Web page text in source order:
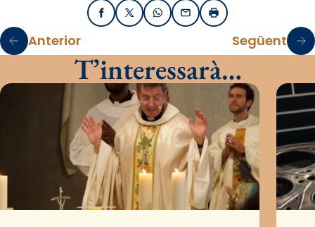
FacebookX / TwitterWhatsApp
EmailImprimir
Anterior Següent
T’interessarà…